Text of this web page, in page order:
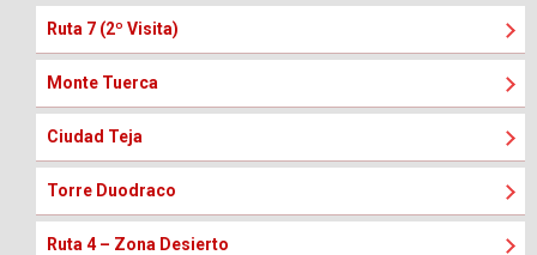
Ruta 7 (2º Visita)
Monte Tuerca
Ciudad Teja
Torre Duodraco
Ruta 4 – Zona Desierto